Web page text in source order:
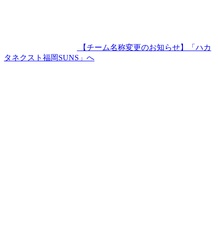
【チーム名称変更のお知らせ】「ハカ
タネクスト福岡SUNS」へ